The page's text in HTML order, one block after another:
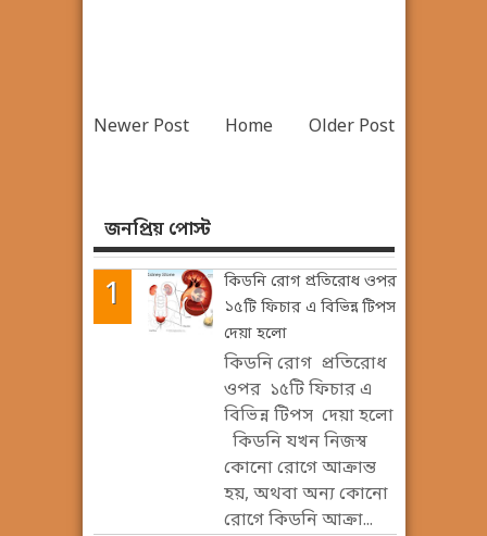
Newer Post Older Post
Home
জনপ্রিয় পোস্ট
কিডনি রোগ প্রতিরোধ ওপর
১৫টি ফিচার এ বিভিন্ন টিপস
দেয়া হলো
কিডনি রোগ প্রতিরোধ
ওপর ১৫টি ফিচার এ
বিভিন্ন টিপস দেয়া হলো
কিডনি যখন নিজস্ব
কোনো রোগে আক্রান্ত
হয়, অথবা অন্য কোনো
রোগে কিডনি আক্রা...